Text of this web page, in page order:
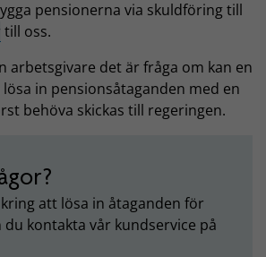
pensionerna via skuldföring till
till oss.
arbetsgivare det är fråga om kan en
in pensionsåtaganden med en
behöva skickas till regeringen.
att lösa in åtaganden för
du kontakta vår kundservice på